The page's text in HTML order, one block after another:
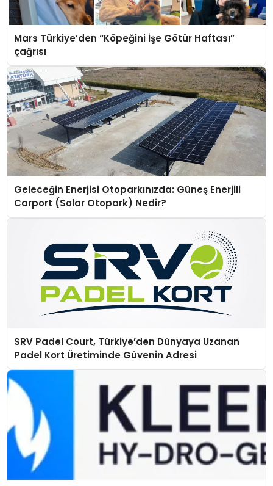
Mars Türkiye’den “Köpeğini İşe Götür Haftası”
çağrısı
Geleceğin Enerjisi Otoparkınızda: Güneş Enerjili
Carport (Solar Otopark) Nedir?
SRV Padel Court, Türkiye’den Dünyaya Uzanan
Padel Kort Üretiminde Güvenin Adresi